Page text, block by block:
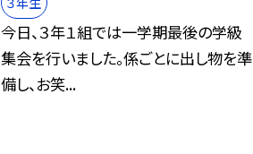
今日、３年１組では一学期最後の学級
集会を行いました。係ごとに出し物を準
備し、お笑...